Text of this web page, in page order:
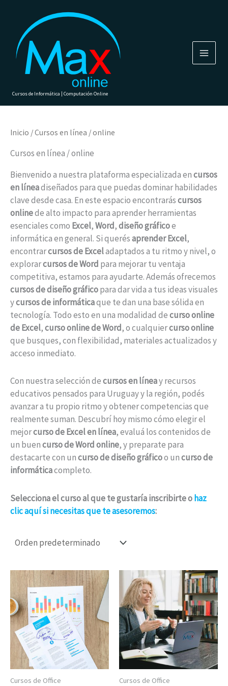
contenido
Cursos de Informática | Computación Online
Inicio / Cursos en línea / online
Cursos en línea / online
Bienvenido a nuestra plataforma especializada encursos
en líneadiseñados para que puedas dominar habilidades
clave desde casa. En este espacio encontraráscursos
onlinede alto impacto para aprender herramientas
esenciales como Excel,Word,diseño gráficoe
informática en general. Si querésaprender Excel,
encontrarcursos de Exceladaptados a tu ritmo y nivel, o
explorarcursos de Word para mejorar tu ventaja
competitiva, estamos para ayudarte. Además ofrecemos
cursos de diseño gráficopara dar vida a tus ideas visuales
ycursos de informáticaque te dan una base sólida en
tecnología. Todo esto en una modalidad decurso online
de Excel,curso online de Word, o cualquiercurso online
que busques, con flexibilidad, materiales actualizados y
acceso inmediato.
Con nuestra selección decursos en líneay recursos
educativos pensados para Uruguay y la región, podés
avanzar a tu propio ritmo y obtener competencias que
realmente suman. Descubrí hoy mismo cómo elegir el
mejorcurso de Excel en línea, evaluá los contenidos de
un buencurso de Word online, y preparate para
destacarte con uncurso de diseño gráficoo uncurso de
informáticacompleto.
Selecciona el curso al que te gustaría inscribirte ohaz
clic aquí si necesitas que te asesoremos:
Cursos de Office Cursos de Office